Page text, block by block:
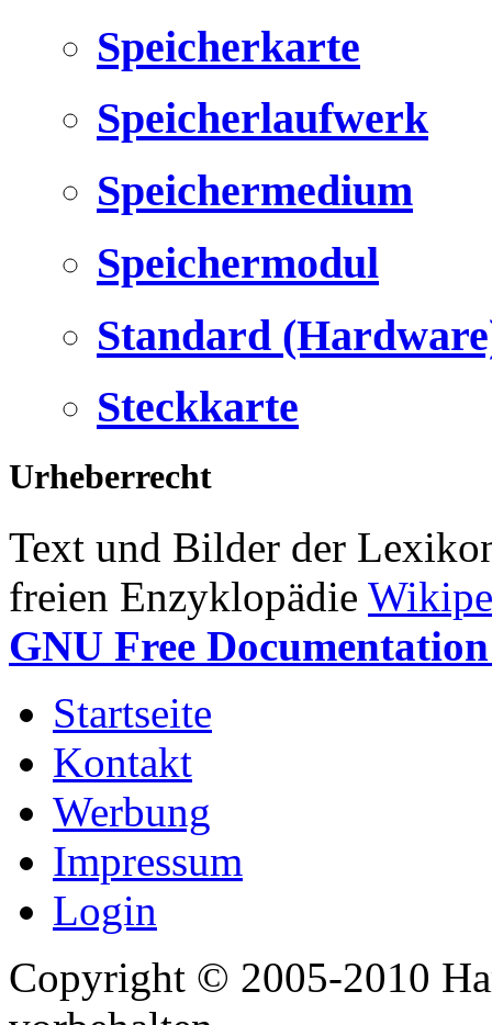
Speicherkarte
Speicherlaufwerk
Speichermedium
Speichermodul
Standard
Steckkarte
Urheberrecht
Text und Bilder der
freien Enzyklopädie
GNU Free
Startseite
Kontakt
Werbung
Impressum
Login
Copyright © 2005-2010